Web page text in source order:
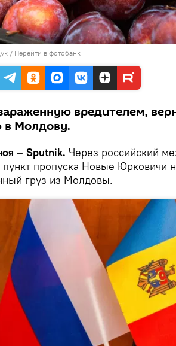
/ Перейти в фотобанк
вредителем,
в Молдову.
– Sputnik. Через российский
пропуска Новые Юрковичи
груз из Молдовы.